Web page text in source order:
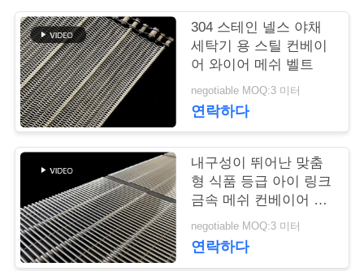
연
락
주
세
뉴
스
304 스테인 넬스 야채
세탁기 용 스틸 컨베이
어 와이어 메쉬 벨트
negotiable MOQ:3 미터
연락하다
내구성이 뛰어난 맞춤
형 식품 등급 아이 링크
금속 메쉬 컨베이어 벨
negotiable MOQ:3 미터
연락하다